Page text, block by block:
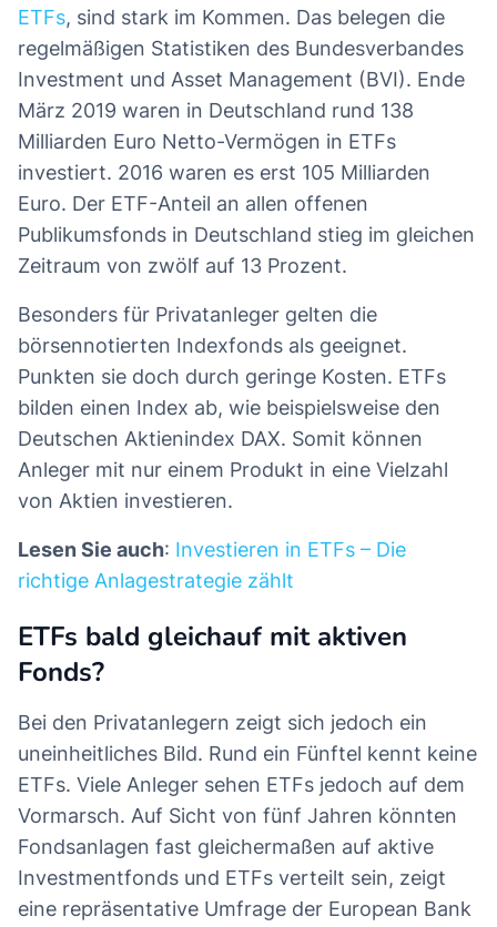
ETFs, sind stark im Kommen. Das belegen die
regelmäßigen Statistiken des Bundesverbandes
Investment und Asset Management (BVI). Ende
März 2019 waren in Deutschland rund 138
Milliarden Euro Netto-Vermögen in ETFs
investiert. 2016 waren es erst 105 Milliarden
Euro. Der ETF-Anteil an allen offenen
Publikumsfonds in Deutschland stieg im gleichen
Zeitraum von zwölf auf 13 Prozent.
Besonders für Privatanleger gelten die
börsennotierten Indexfonds als geeignet.
Punkten sie doch durch geringe Kosten. ETFs
bilden einen Index ab, wie beispielsweise den
Deutschen Aktienindex DAX. Somit können
Anleger mit nur einem Produkt in eine Vielzahl
von Aktien investieren.
Lesen Sie auch: Investieren in ETFs – Die
richtige Anlagestrategie zählt
ETFs bald gleichauf mit aktiven
Fonds?
Bei den Privatanlegern zeigt sich jedoch ein
uneinheitliches Bild. Rund ein Fünftel kennt keine
ETFs. Viele Anleger sehen ETFs jedoch auf dem
Vormarsch. Auf Sicht von fünf Jahren könnten
Fondsanlagen fast gleichermaßen auf aktive
Investmentfonds und ETFs verteilt sein, zeigt
eine repräsentative Umfrage der European Bank